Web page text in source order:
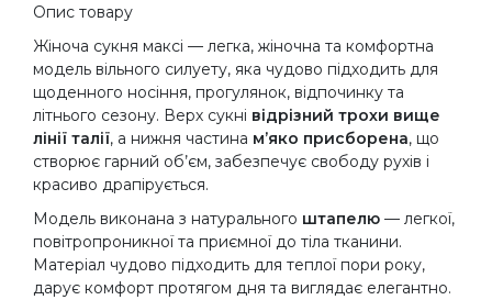
Опис товару
Жіноча сукня максі — легка, жіночна та комфортна
модель вільного силуету, яка чудово підходить для
щоденного носіння, прогулянок, відпочинку та
літнього сезону. Верх сукні відрізний трохи вище
лінії талії, а нижня частина м’яко присборена, що
створює гарний об’єм, забезпечує свободу рухів і
красиво драпірується.
Модель виконана з натурального штапелю — легкої,
повітропроникної та приємної до тіла тканини.
Матеріал чудово підходить для теплої пори року,
дарує комфорт протягом дня та виглядає елегантно.